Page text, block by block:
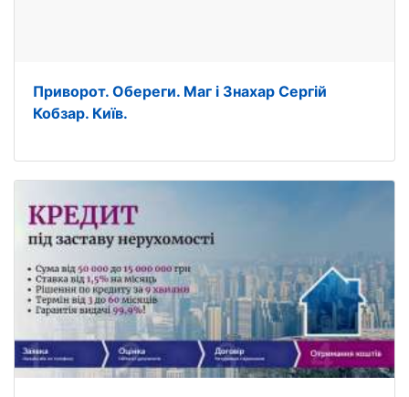
Приворот. Обереги. Маг і Знахар Сергій
Кобзар. Київ.